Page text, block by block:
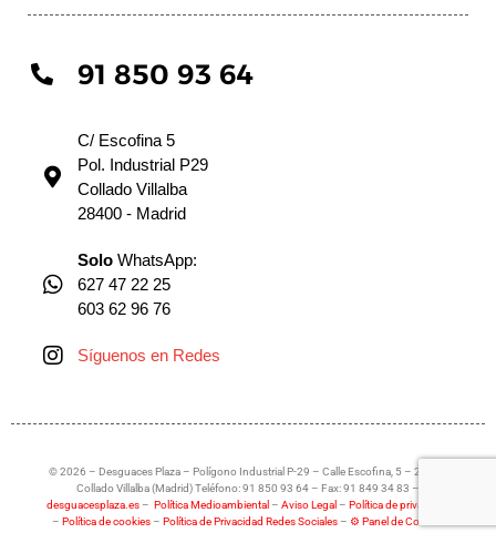
91 850 93 64
C/ Escofina 5
Pol. Industrial P29
Collado Villalba
28400 - Madrid
Solo WhatsApp:
627 47 22 25
603 62 96 76
Síguenos en Redes
© 2026 – Desguaces Plaza – Polígono Industrial P-29 – Calle Escofina, 5 – 28400
Collado Villalba (Madrid) Teléfono: 91 850 93 64 – Fax: 91 849 34 83 –
desguacesplaza.es – Política Medioambiental – Aviso Legal – Política de privacidad
– Política de cookies– Política de Privacidad Redes Sociales– ⚙ Panel de Cookies